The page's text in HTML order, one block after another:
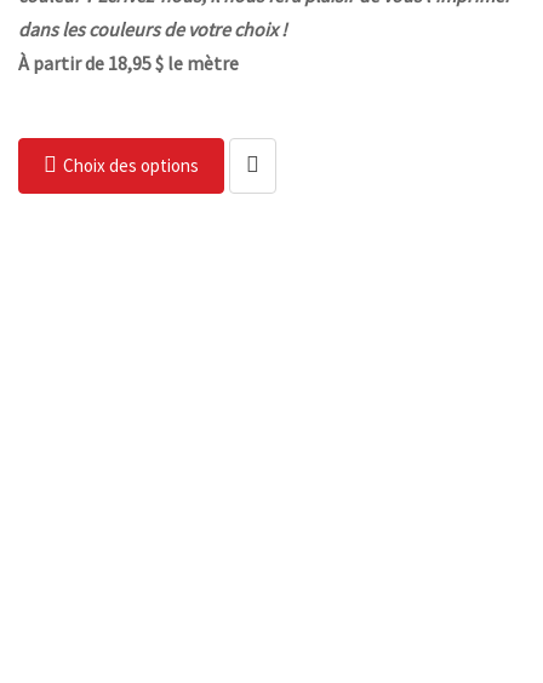
dans les couleurs de votre choix !
À partir de 18,95 $ le mètre
Choix des options